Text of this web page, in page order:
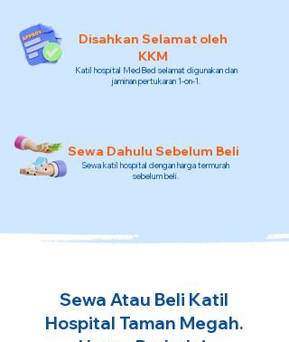
Disahkan Selamat oleh
KKM
Katil hospital MedBed selamat digunakan dan
jaminan pertukaran 1-on-1.
Sewa Dahulu Sebelum Beli
Sewa katil hospital dengan harga termurah
sebelum beli.
Sewa Atau Beli Katil
Hospital Taman Megah.